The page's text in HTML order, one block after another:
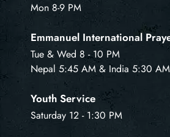
Mon 8-9 PM
Emmanuel International
Tue & Wed 8 - 10 PM
Nepal 5:45 AM & India 5:30 AM
Youth Service
Saturday 12 - 1:30 PM